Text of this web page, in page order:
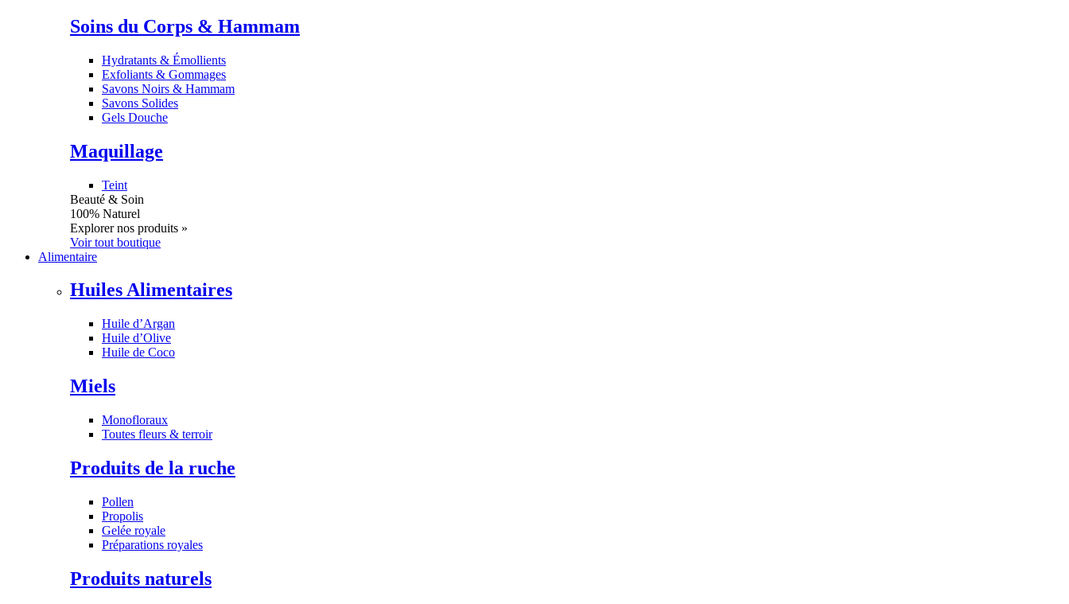
Soins du Corps & Hammam
Hydratants & Émollients
Exfoliants & Gommages
Savons Noirs & Hammam
Savons Solides
Gels Douche
Maquillage
Teint
Beauté & Soin
100% Naturel
Explorer nos produits »
Voir tout boutique
Alimentaire
Huiles Alimentaires
Huile d’Argan
Huile d’Olive
Huile de Coco
Miels
Monofloraux
Toutes fleurs & terroir
Produits de la ruche
Pollen
Propolis
Gelée royale
Préparations royales
Produits naturels